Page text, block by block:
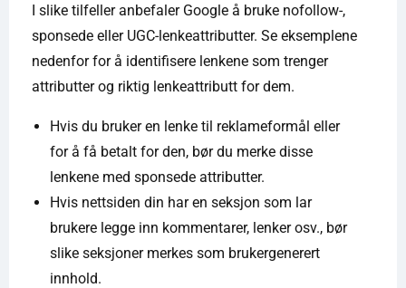
I slike tilfeller anbefaler Google å bruke nofollow-,
sponsede eller UGC-lenkeattributter. Se eksemplene
nedenfor for å identifisere lenkene som trenger
attributter og riktig lenkeattributt for dem.
Hvis du bruker en lenke til reklameformål eller
for å få betalt for den, bør du merke disse
lenkene med sponsede attributter.
Hvis nettsiden din har en seksjon som lar
brukere legge inn kommentarer, lenker osv., bør
slike seksjoner merkes som brukergenerert
innhold.